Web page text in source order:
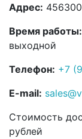
Адрес:
Время работы:
выходной
Телефон: +7
E-mail:
Стоимость
рублей